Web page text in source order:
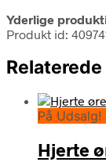
Yderlige
Produkt id:
På Udsalg!
Hjerte